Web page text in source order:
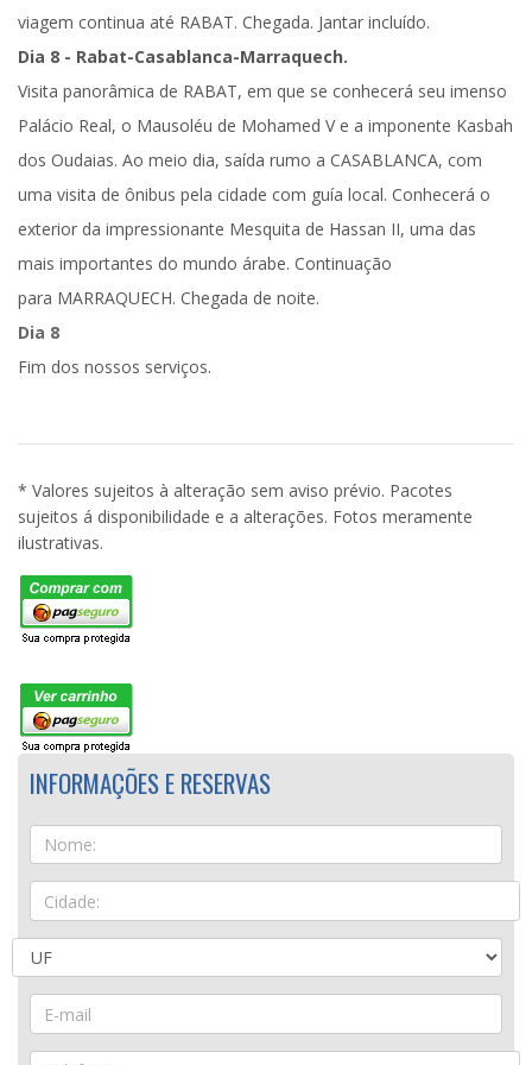
viagem continua até RABAT. Chegada. Jantar incluído.
Dia 8 - Rabat-Casablanca-Marraquech.
Visita panorâmica de RABAT, em que se conhecerá seu imenso
Palácio Real, o Mausoléu de Mohamed V e a imponente Kasbah
dos Oudaias. Ao meio dia, saída rumo a CASABLANCA, com
uma visita de ônibus pela cidade com guía local. Conhecerá o
exterior da impressionante Mesquita de Hassan II, uma das
mais importantes do mundo árabe. Continuação
para MARRAQUECH. Chegada de noite.
Dia 8
Fim dos nossos serviços.
* Valores sujeitos à alteração sem aviso prévio. Pacotes
sujeitos á disponibilidade e a alterações. Fotos meramente
ilustrativas.
INFORMAÇÕES E RESERVAS